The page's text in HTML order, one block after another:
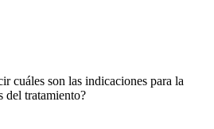
cuáles son las indicaciones para la
del tratamiento?